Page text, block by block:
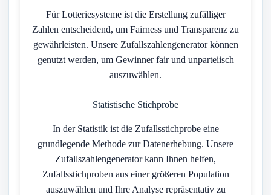
Für Lotteriesysteme ist die Erstellung zufälliger
Zahlen entscheidend, um Fairness und Transparenz zu
gewährleisten. Unsere Zufallszahlengenerator können
genutzt werden, um Gewinner fair und unparteiisch
auszuwählen.
Statistische Stichprobe
In der Statistik ist die Zufallsstichprobe eine
grundlegende Methode zur Datenerhebung. Unsere
Zufallszahlengenerator kann Ihnen helfen,
Zufallsstichproben aus einer größeren Population
auszuwählen und Ihre Analyse repräsentativ zu